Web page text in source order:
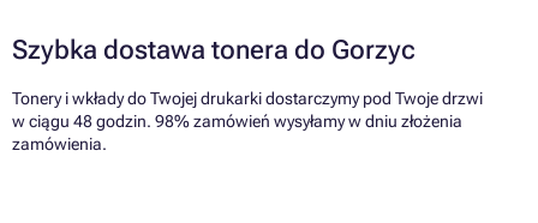
Szybka dostawa tonera do Gorzyc
Tonery i wkłady do Twojej drukarki dostarczymy pod Twoje drzwi
w ciągu 48 godzin. 98% zamówień wysyłamy w dniu złożenia
zamówienia.